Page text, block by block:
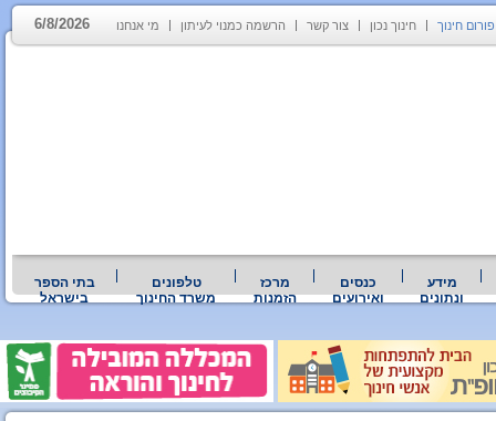
פורום חינוך חינוך נכון צור קשר הרשמה כמנוי לעיתון מי אנחנו 6/8/2026
מידע
ונתונים
כנסים
ואירועים
מרכז
הזמנות
טלפונים
משרד החינוך
בתי הספר
בישראל